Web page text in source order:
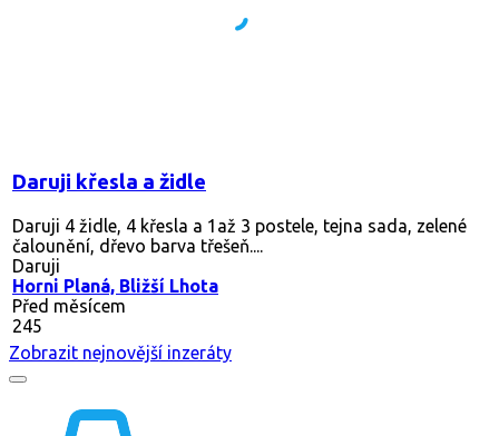
Daruji křesla a židle
Daruji 4 židle, 4 křesla a 1až 3 postele, tejna sada, zelené
čalounění, dřevo barva třešeň....
Daruji
Horni Planá, Bližší Lhota
Před měsícem
245
Zobrazit nejnovější inzeráty